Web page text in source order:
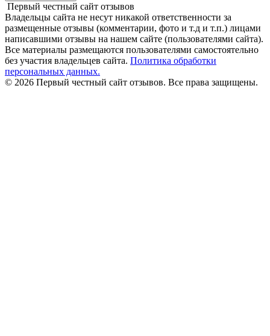
Первый честный сайт отзывов
Владельцы сайта не несут никакой ответственности за
размещенные отзывы (комментарии, фото и т.д и т.п.) лицами
написавшими отзывы на нашем сайте (пользователями сайта).
Все материалы размещаются пользователями самостоятельно
без участия владельцев сайта. Политика обработки
персональных данных.
© 2026 Первый честный сайт отзывов. Все права защищены.